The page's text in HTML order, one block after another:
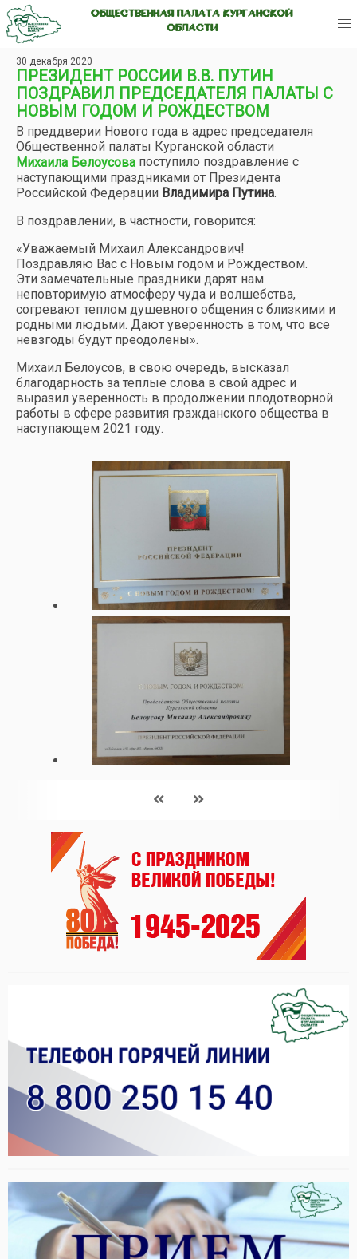
ОБЩЕСТВЕННАЯ ПАЛАТА КУРГАНСКОЙ
ОБЛАСТИ
30 декабря 2020
ПРЕЗИДЕНТ РОССИИ В.В. ПУТИН
ПОЗДРАВИЛ ПРЕДСЕДАТЕЛЯ ПАЛАТЫ С
НОВЫМ ГОДОМ И РОЖДЕСТВОМ
В преддверии Нового года в адрес председателя
Общественной палаты Курганской области
Михаила Белоусова поступило поздравление с
наступающими праздниками от Президента
Российской Федерации Владимира Путина.
В поздравлении, в частности, говорится:
«Уважаемый Михаил Александрович!
Поздравляю Вас с Новым годом и Рождеством.
Эти замечательные праздники дарят нам
неповторимую атмосферу чуда и волшебства,
согревают теплом душевного общения с близкими и
родными людьми. Дают уверенность в том, что все
невзгоды будут преодолены».
Михаил Белоусов, в свою очередь, высказал
благодарность за теплые слова в свой адрес и
выразил уверенность в продолжении плодотворной
работы в сфере развития гражданского общества в
наступающем 2021 году.